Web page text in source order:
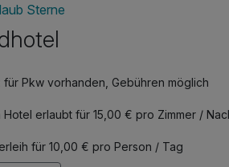
Sterne
für Pkw vorhanden, Gebühren möglich
Hotel erlaubt für 15,00 € pro Zimmer /
für 10,00 € pro Person / Tag